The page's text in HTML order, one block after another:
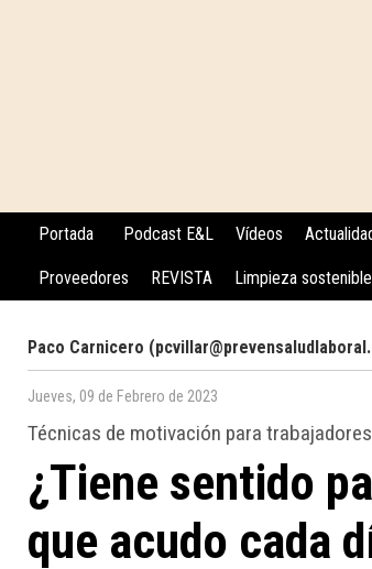
Portada Podcast E&L Vídeos
Proveedores REVISTA Limpieza sostenible
Paco Carnicero
Jueves, 09 de Febrero de 2023
Técnicas de motivación para
¿Tiene sentido
que acudo cada